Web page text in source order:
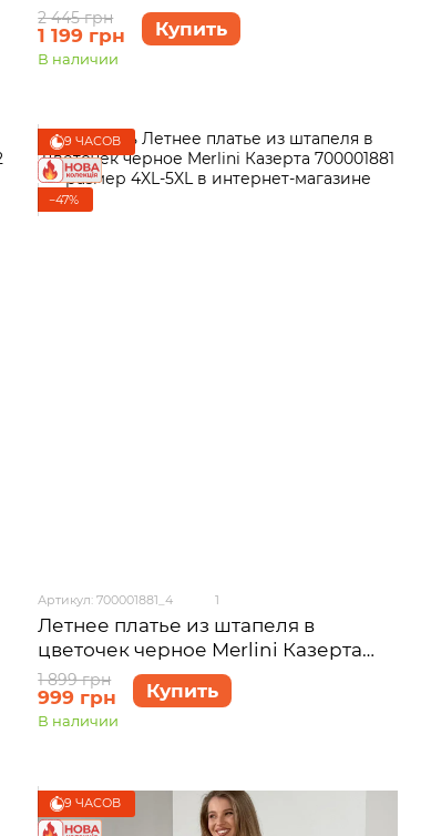
700002206 размер 2XL-3XL
2 445 грн
1 199 грн Купить
В наличии
9 ЧАСОВ
−47%
Артикул: 700001881_4 1
Летнее платье из штапеля в
цветочек черное Merlini Казерта
700001881 размер 4XL-5XL
1 899 грн
999 грн Купить
В наличии
9 ЧАСОВ